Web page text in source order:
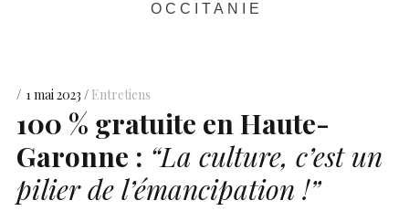
OCCITANIE
1 mai 2023 Entretiens
100 % gratuite en Haute-
Garonne : “La culture, c’est un
pilier de l’émancipation !”